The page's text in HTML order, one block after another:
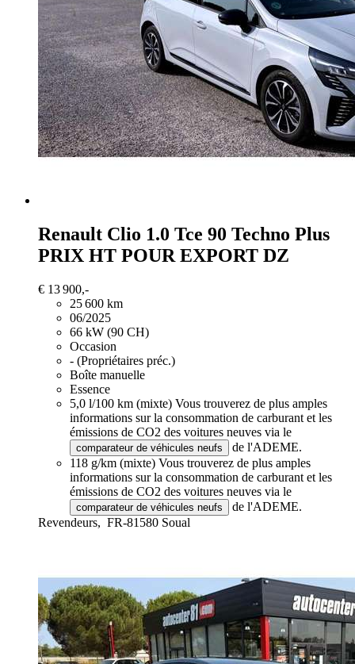
Renault Clio 1.0 Tce 90 Techno Plus
PRIX HT POUR EXPORT DZ
€ 13 900,-
25 600 km
06/2025
66 kW (90 CH)
Occasion
- (Propriétaires préc.)
Boîte manuelle
Essence
5,0 l/100 km (mixte) Vous trouverez de plus amples
informations sur la consommation de carburant et les
émissions de CO2 des voitures neuves via le
comparateur de véhicules neufs
de l'ADEME.
118 g/km (mixte) Vous trouverez de plus amples
informations sur la consommation de carburant et les
émissions de CO2 des voitures neuves via le
comparateur de véhicules neufs
de l'ADEME.
Revendeurs, FR-81580 Soual